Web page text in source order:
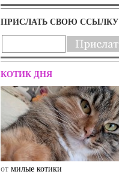
ПРИСЛАТЬ СВОЮ ССЫЛКУ
КОТИК ДНЯ
от милые котики